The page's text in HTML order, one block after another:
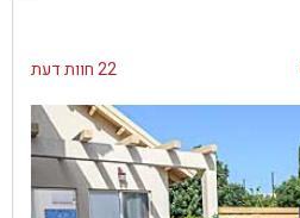
22 חוות דעת